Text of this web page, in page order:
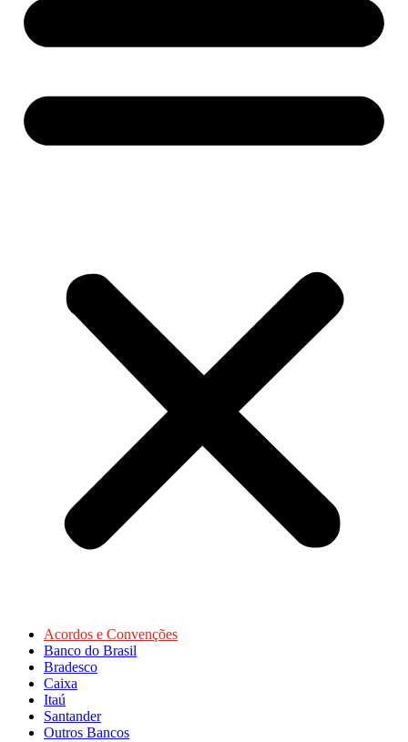
Acordos e Convenções
Banco do Brasil
Bradesco
Caixa
Itaú
Santander
Outros Bancos